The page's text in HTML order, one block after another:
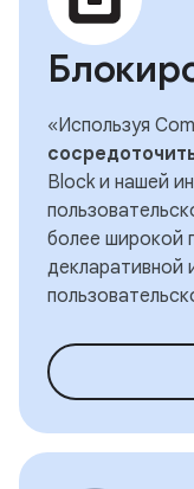
«Используя
Block и нашей
более широкой
декларативной